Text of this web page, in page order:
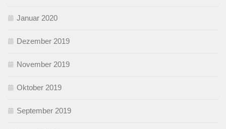
Januar 2020
Dezember 2019
November 2019
Oktober 2019
September 2019